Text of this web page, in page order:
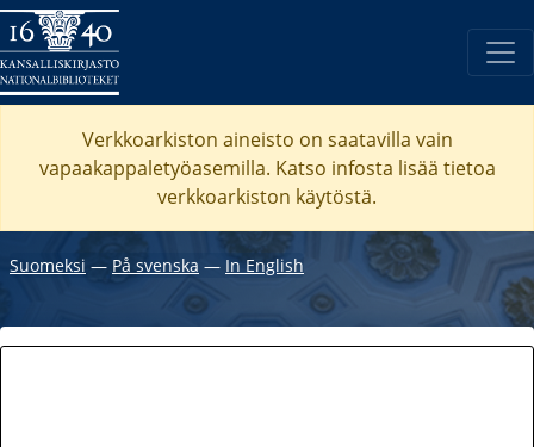
Verkkoarkiston aineisto on saatavilla vain
vapaakappaletyöasemilla. Katso infosta lisää tietoa
verkkoarkiston käytöstä.
Suomeksi ― På svenska ― In English